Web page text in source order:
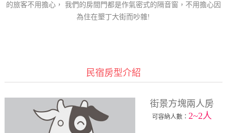
的旅客不用擔心， 我們的房間門都是作氣密式的隔音窗，不用擔心因
為住在墾丁大街而吵雜!
民宿房型介紹
街景方塊兩人房
可容納人數： 2~2人